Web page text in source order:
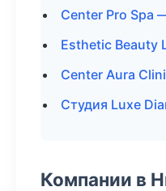
Center Pro Spa
Esthetic Beauty
Center Aura
Студия Luxe
Компании в